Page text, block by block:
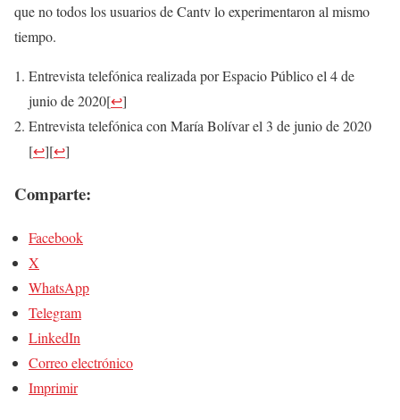
que no todos los usuarios de Cantv lo experimentaron al mismo
tiempo.
Entrevista telefónica realizada por Espacio Público el 4 de
junio de 2020[↩]
Entrevista telefónica con María Bolívar el 3 de junio de 2020
[↩][↩]
Comparte:
Facebook
X
WhatsApp
Telegram
LinkedIn
Correo electrónico
Imprimir